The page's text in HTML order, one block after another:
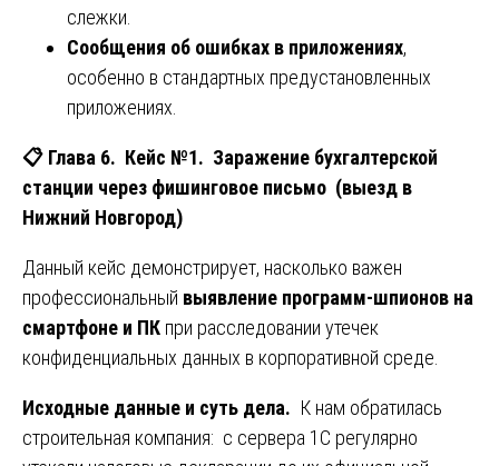
слежки.
Сообщения об ошибках в приложениях,
особенно в стандартных предустановленных
приложениях.
📋 Глава 6. Кейс №1. Заражение бухгалтерской
станции через фишинговое письмо (выезд в
Нижний Новгород)
Данный кейс демонстрирует, насколько важен
профессиональный выявление программ-шпионов на
смартфоне и ПК при расследовании утечек
конфиденциальных данных в корпоративной среде.
Исходные данные и суть дела. К нам обратилась
строительная компания: с сервера 1С регулярно